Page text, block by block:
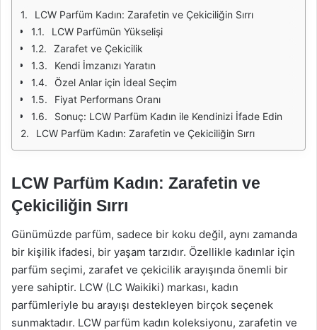
LCW Parfüm Kadın: Zarafetin ve Çekiciliğin Sırrı
LCW Parfümün Yükselişi
Zarafet ve Çekicilik
Kendi İmzanızı Yaratın
Özel Anlar için İdeal Seçim
Fiyat Performans Oranı
Sonuç: LCW Parfüm Kadın ile Kendinizi İfade Edin
LCW Parfüm Kadın: Zarafetin ve Çekiciliğin Sırrı
LCW Parfüm Kadın: Zarafetin ve
Çekiciliğin Sırrı
Günümüzde parfüm, sadece bir koku değil, aynı zamanda
bir kişilik ifadesi, bir yaşam tarzıdır. Özellikle kadınlar için
parfüm seçimi, zarafet ve çekicilik arayışında önemli bir
yere sahiptir. LCW (LC Waikiki) markası, kadın
parfümleriyle bu arayışı destekleyen birçok seçenek
sunmaktadır. LCW parfüm kadın koleksiyonu, zarafetin ve